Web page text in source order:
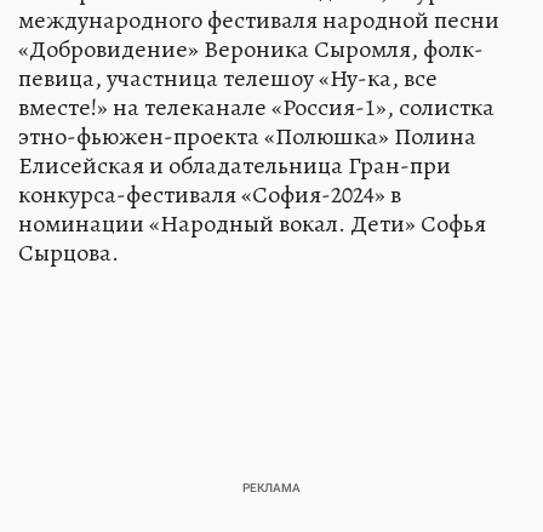
международного фестиваля народной песни
«Добровидение» Вероника Сыромля, фолк-
певица, участница телешоу «Ну-ка, все
вместе!» на телеканале «Россия-1», солистка
этно-фьюжен-проекта «Полюшка» Полина
Елисейская и обладательница Гран-при
конкурса-фестиваля «София-2024» в
номинации «Народный вокал. Дети» Софья
Сырцова.